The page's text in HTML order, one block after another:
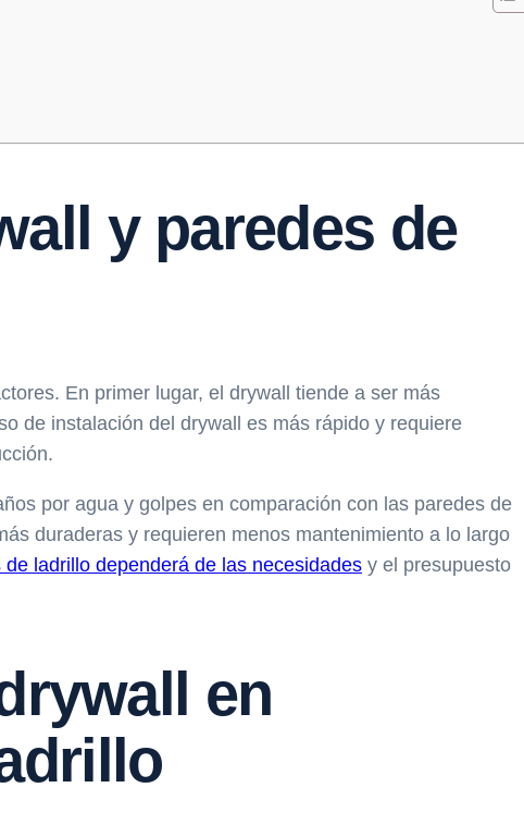
y paredes de
En primer lugar, el drywall tiende a ser más
de instalación del drywall es más rápido y requiere
por agua y golpes en comparación con las paredes de
duraderas y requieren menos mantenimiento a lo largo
de ladrillo dependerá de las necesidades y el presupuesto
en